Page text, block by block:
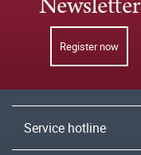
Register now
Service hotline